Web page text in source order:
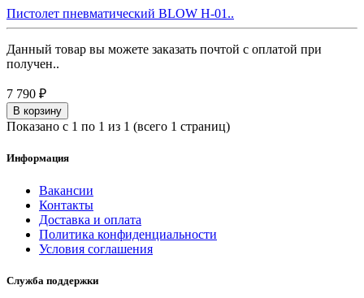
Пистолет пневматический BLOW H-01..
Данный товар вы можете заказать почтой с оплатой при
получен..
7 790 ₽
В корзину
Показано с 1 по 1 из 1 (всего 1 страниц)
Информация
Вакансии
Контакты
Доставка и оплата
Политика конфиденциальности
Условия соглашения
Служба поддержки